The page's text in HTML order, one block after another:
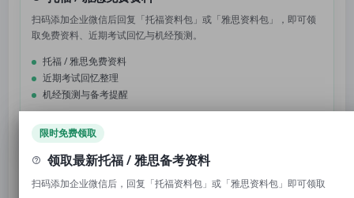
扫码添加企业微信后回复「托福资料包」或「雅思资料包」，即可领
取免费资料、近期考试回忆与机经预测。
托福 / 雅思免费资料
近期考试回忆整理
机经预测与备考提醒
限时免费领取
领取最新托福 / 雅思备考资料
扫码添加企业微信后，回复「托福资料包」或「雅思资料包」即可领取